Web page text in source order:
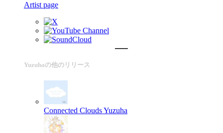
Artist page
Yuzuhaの他のリリース
Connected CloudsYuzuha